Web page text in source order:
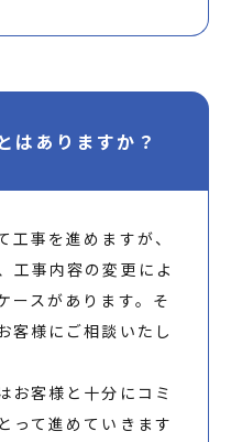
はありますか？
工事を進めますが、
工事内容の変更によ
ースがあります。そ
客様にご相談いたし
お客様と十分にコミ
って進めていきます